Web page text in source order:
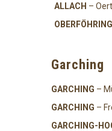
ALLACH –
OBERFÖHRING
Garching
GARCHING –
GARCHING –
GARCHING-